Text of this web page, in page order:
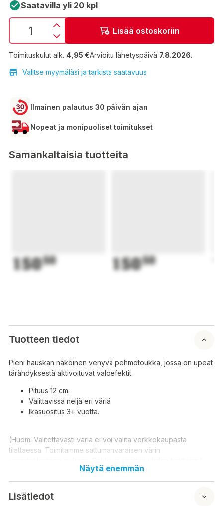
Saatavilla yli 20 kpl
Lisää ostoskoriin
Toimituskulut alk. 4,95 €Arvioitu lähetyspäivä 7.8.2026.
Valitse myymäläsi ja tarkista saatavuus
Ilmainen palautus 30 päivän ajan
Nopeat ja monipuoliset toimitukset
Samankaltaisia tuotteita
15050 15050
Tuotteen tiedot
Pieni hauskan näköinen venyvä pehmotoukka, jossa on upeat
tärähdyksestä aktivoituvat valoefektit.
Pituus 12 cm.
Valittavissa neljä eri väriä.
Ikäsuositus 3+ vuotta.
(Huom. Valitettavasti väriä ei voi valita verkkokaupasta
tilattaessa. Toimitamme sattumanvaraisen värin
Liten, rolig, stretchig mjuk arv med coola slagaktiverade
ljuseffekter. Längd 12 cm. Fyra olika färger att välja mellan.
Åldersrekommendation 3+ år. (Obs: Du kan tyvärr inte välja
Näytä enemmän
Lisätiedot